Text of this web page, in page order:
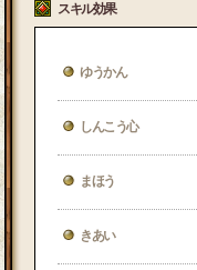
スキル効果
ゆうかん
しんこう心
まほう
きあい